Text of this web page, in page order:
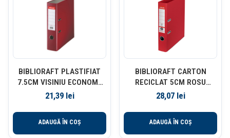
BIBLIORAFT PLASTIFIAT
7.5CM VISINIU ECONOMY
ESSELTE
21,39 lei
ADAUGĂ ÎN COȘ
BIBLIORAFT CARTON
RECICLAT 5CM ROSU
VIVIDA NR1 POWER FSC
28,07 lei
ADAUGĂ ÎN COȘ